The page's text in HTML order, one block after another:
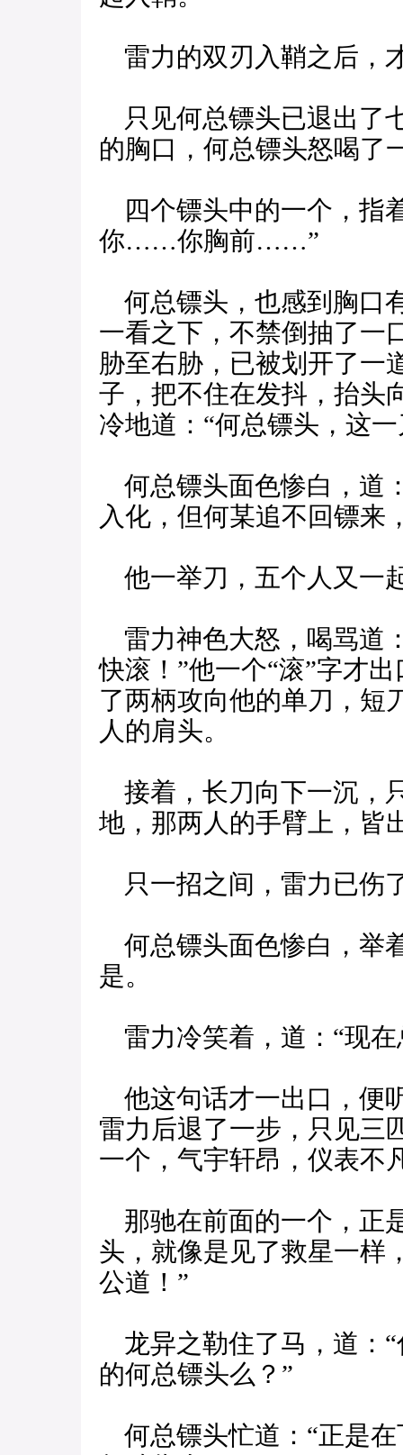
雷力的双刃入鞘之后，
只见何总镖头已退出了
的胸口，何总镖头怒喝了
四个镖头中的一个，指
你……你胸前……”
何总镖头，也感到胸口
一看之下，不禁倒抽了一
胁至右胁，已被划开了一
子，把不住在发抖，抬头
冷地道：“何总镖头，这
何总镖头面色惨白，道
入化，但何某追不回镖来
他一举刀，五个人又一
雷力神色大怒，喝骂道
快滚！”他一个“滚”字才
了两柄攻向他的单刀，短
人的肩头。
接着，长刀向下一沉，
地，那两人的手臂上，皆
只一招之间，雷力已伤
何总镖头面色惨白，举
是。
雷力冷笑着，道：“现在
他这句话才一出口，便
雷力后退了一步，只见三
一个，气宇轩昂，仪表不
那驰在前面的一个，正
头，就像是见了救星一样
公道！”
龙异之勒住了马，道：
的何总镖头么？”
何总镖头忙道：“正是